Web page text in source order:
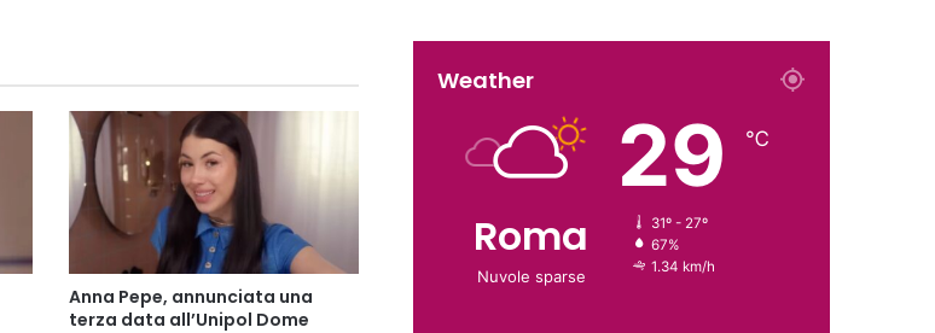
Anna Pepe, annunciata una
terza data all’Unipol Dome
Weather
Roma
Nuvole sparse
29 ℃
31º - 27º
67%
1.34 km/h